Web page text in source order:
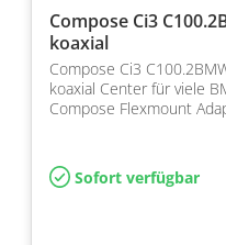
Compose Ci3
koaxial
Compose Ci3
koaxial Center für viele
Compose Flexmount
Sofort verfügbar